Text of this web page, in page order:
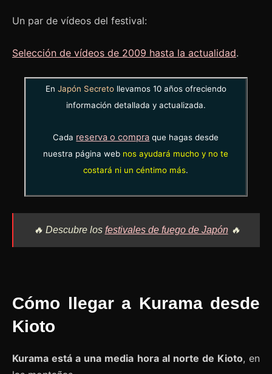
Un par de vídeos del festival:
Selección de vídeos de 2009 hasta la actualidad.
En Japón Secretollevamos 10 años ofreciendo
información detallada y actualizada.
Cada reserva o compra que hagas desde
nuestra página web nos ayudará mucho y no te
costará ni un céntimo más.
🔥 Descubre los festivales de fuego de Japón🔥
Cómo llegar a Kurama desde
Kioto
Kurama está a una media hora al norte de Kioto, en